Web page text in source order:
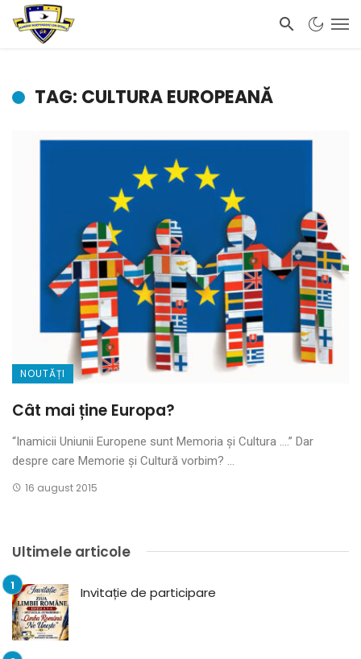
TAG: CULTURA EUROPEANĂ
NOUTĂȚI
Cât mai ține Europa?
“Inamicii Uniunii Europene sunt Memoria și Cultura ….” Dar
despre care Memorie și Cultură vorbim? ...
16 august 2015
Ultimele articole
Invitație de participare